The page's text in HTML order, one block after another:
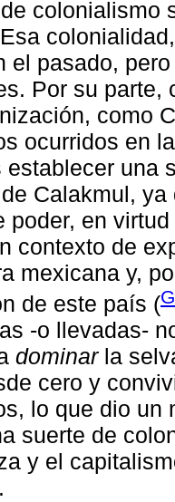
colonialismo
el pasado,
Por su
como
ocurridos en
establecer una
Calakmul,
poder, en
contexto de
mexicana y,
de este país (
-o llevadas-
dominarla
cero y
lo que dio un
suerte de
y el